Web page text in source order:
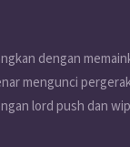
dengan
mengunci
lord push dan